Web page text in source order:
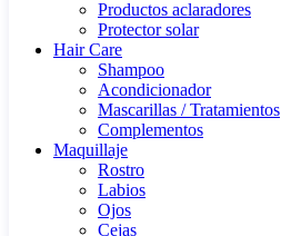
Productos aclaradores
Protector solar
Hair Care
Shampoo
Acondicionador
Mascarillas / Tratamientos
Complementos
Maquillaje
Rostro
Labios
Ojos
Cejas